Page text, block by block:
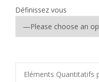
Définissez vous